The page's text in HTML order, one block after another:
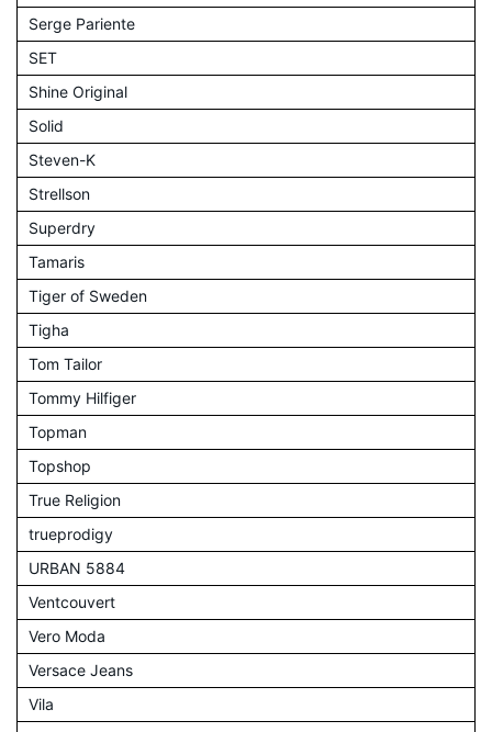
Serge Pariente
SET
Shine Original
Solid
Steven-K
Strellson
Superdry
Tamaris
Tiger of Sweden
Tigha
Tom Tailor
Tommy Hilfiger
Topman
Topshop
True Religion
trueprodigy
URBAN 5884
Ventcouvert
Vero Moda
Versace Jeans
Vila